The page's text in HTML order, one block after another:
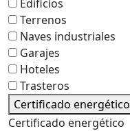
Edificios
Terrenos
Naves industriales
Garajes
Hoteles
Trasteros
Certificado energético
Certificado energético